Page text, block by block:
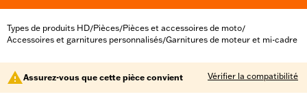
Types de produits HD/Pièces/Pièces et accessoires de moto/
Accessoires et garnitures personnalisés/Garnitures de moteur et mi-cadre
Assurez-vous que cette pièce convient Vérifier la compatibilité